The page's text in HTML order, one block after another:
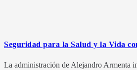
Seguridad para la Salud y la Vida
La administración de Alejandro Armenta